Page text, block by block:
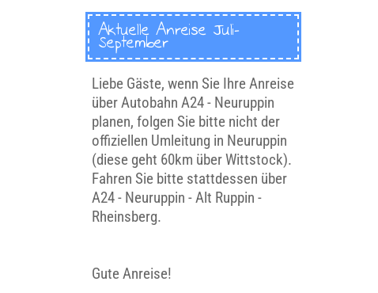
Aktuelle Anreise Juli-
September
Liebe Gäste, wenn Sie Ihre Anreise
über Autobahn A24 - Neuruppin
planen, folgen Sie bitte nicht der
offiziellen Umleitung in Neuruppin
(diese geht 60km über Wittstock).
Fahren Sie bitte stattdessen über
A24 - Neuruppin - Alt Ruppin -
Rheinsberg.
Gute Anreise!